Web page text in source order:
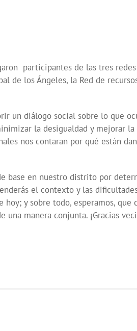
participantes de las tres
de los Ángeles, la Red de
un diálogo social sobre lo que
la desigualdad y mejorar
nos contaran por qué están
base en nuestro distrito por
el contexto y las
y sobre todo, esperamos, que
una manera conjunta. ¡Gracias